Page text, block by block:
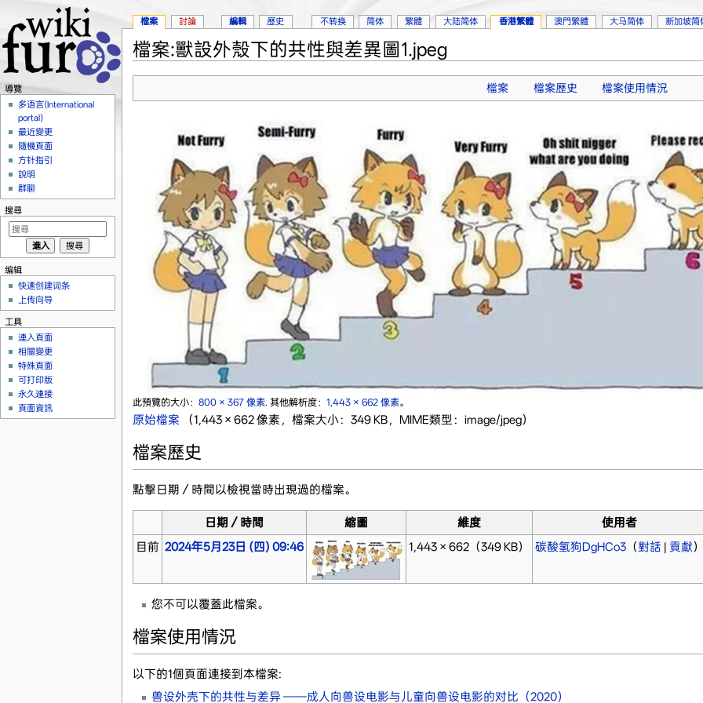
檔案:獸設外殼下的共性與差異圖1.jpeg
檔案 檔案歷史 檔案使用情況
此預覽的大小： 800 × 367 像素. 其他解析度： 1,443 × 662 像素。
原始檔案 （1,443 × 662 像素，檔案大小：349 KB，MIME類型：image/jpeg）
檔案歷史
點擊日期／時間以檢視當時出現過的檔案。
日期／時間 縮圖 維度
使用者
目前 2024年5月23日 (四) 09:46 1,443 × 662（349 KB） 碳酸氢狗DgHCo3（對話 | 貢獻
您不可以覆蓋此檔案。
檔案使用情況
以下的1個頁面連接到本檔案:
兽设外壳下的共性与差异 ——成人向兽设电影与儿童向兽设电影的对比（2020）
檔案 討論 編輯 歷史 不转换 简体 繁體 大陆简体 香港繁體 澳門繁體 大马简体 新加坡简
導覽
多语言(International
portal)
最近變更
隨機頁面
方针指引
說明
群聊
搜尋
编辑
快速创建词条
上传向导
工具
連入頁面
相關變更
特殊頁面
可打印版
永久連接
頁面資訊